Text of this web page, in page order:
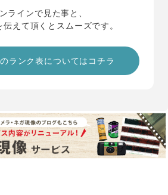
ラインで見た事と、
えて頂くとスムーズです。
ランク表についてはコチラ